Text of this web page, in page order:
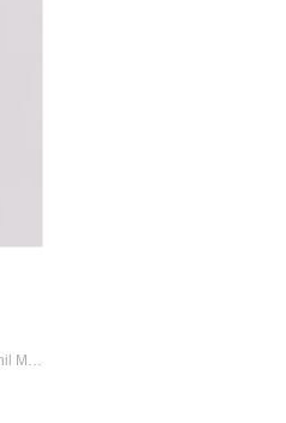
Camisa Barcelona Rivales Juvenil Marinho...